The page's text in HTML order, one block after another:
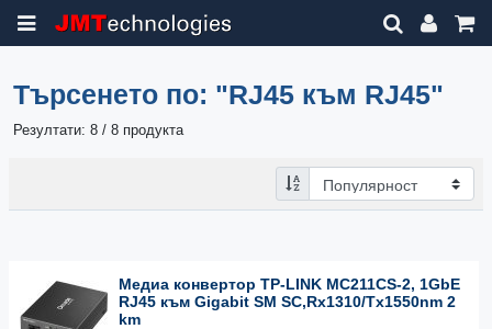
Търсенето по: "RJ45 към RJ45"
Резултати: 8 / 8 продукта
Медиа конвертор TP-LINK MC211CS-2, 1GbE
RJ45 към Gigabit SM SC,Rx1310/Tx1550nm 2
km